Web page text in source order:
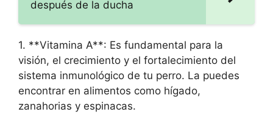
después de la ducha
1. **Vitamina A**: Es fundamental para la
visión, el crecimiento y el fortalecimiento del
sistema inmunológico de tu perro. La puedes
encontrar en alimentos como hígado,
zanahorias y espinacas.